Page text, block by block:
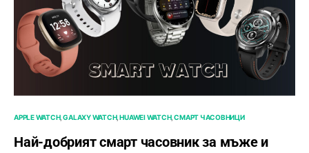
APPLE WATCH GALAXY WATCH HUAWEI WATCH СМАРТ ЧАСОВНИЦИ
Най-добрият смарт часовник за мъже и